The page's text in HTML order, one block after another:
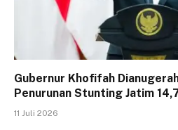
Gubernur Khofifah
Penurunan Stunting Jatim
11 Juli 2026